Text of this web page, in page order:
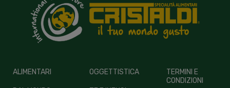
ALIMENTARI OGGETTISTICA
TERMINI E
CONDIZIONI